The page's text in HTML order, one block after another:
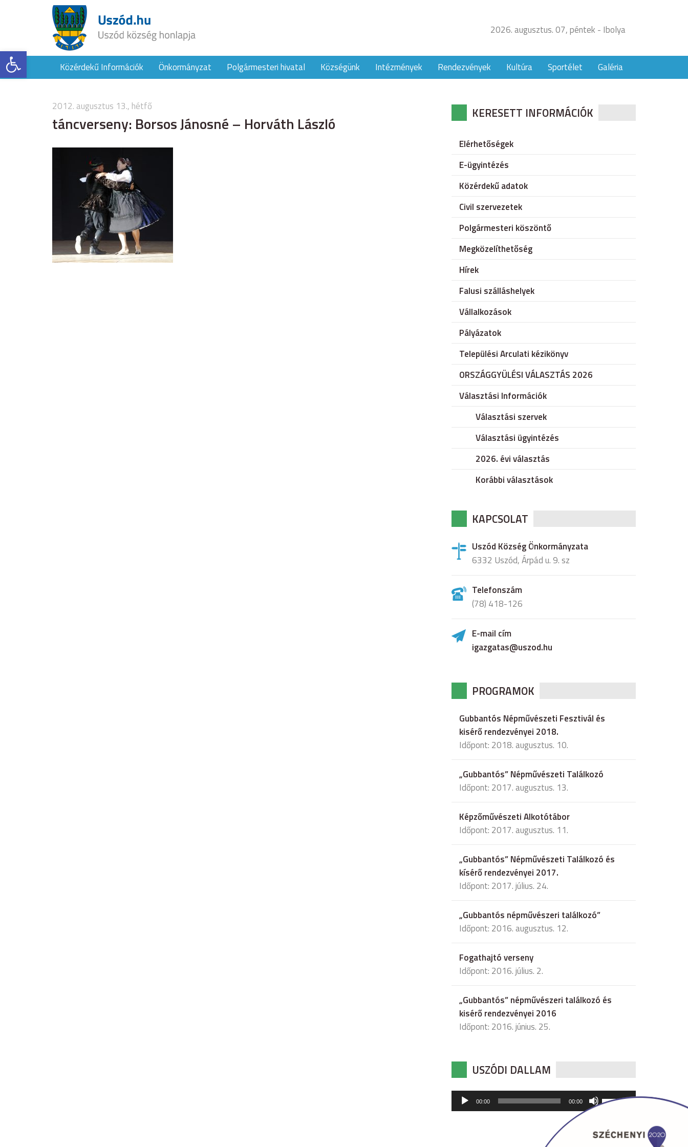
Eszköztár megnyitása
2026. augusztus. 07, péntek - Ibolya
Közérdekű Információk Önkormányzat Polgármesteri hivatal Községünk Intézmények Rendezvények Kultúra Sportélet Galéria
2012. augusztus 13., hétfő
táncverseny: Borsos Jánosné – Horváth László KERESETT INFORMÁCIÓK
Elérhetőségek
E-ügyintézés
Közérdekű adatok
Civil szervezetek
Polgármesteri köszöntő
Megközelíthetőség
Hírek
Falusi szálláshelyek
Vállalkozások
Pályázatok
Települési Arculati kézikönyv
ORSZÁGGYÜLÉSI VÁLASZTÁS 2026
Választási Információk
Választási szervek
Választási ügyintézés
2026. évi választás
Korábbi választások
KAPCSOLAT
Uszód Község Önkormányzata
6332 Uszód, Árpád u. 9. sz
Telefonszám
(78) 418-126
E-mail cím
igazgatas@uszod.hu
PROGRAMOK
Gubbantós Népművészeti Fesztivál és
kisérő rendezvényei 2018.
Időpont: 2018. augusztus. 10.
„Gubbantós” Népművészeti Találkozó
Időpont: 2017. augusztus. 13.
Képzőművészeti Alkotótábor
Időpont: 2017. augusztus. 11.
„Gubbantós” Népművészeti Találkozó és
kísérő rendezvényei 2017.
Időpont: 2017. július. 24.
„Gubbantós népművészeri találkozó”
Időpont: 2016. augusztus. 12.
Fogathajtó verseny
Időpont: 2016. július. 2.
„Gubbantós” népművészeri találkozó és
kisérő rendezvényei 2016
Időpont: 2016. június. 25.
USZÓDI DALLAM
Audió
lejátszó
00:00 00:00
hangerő
csökkentéséhez